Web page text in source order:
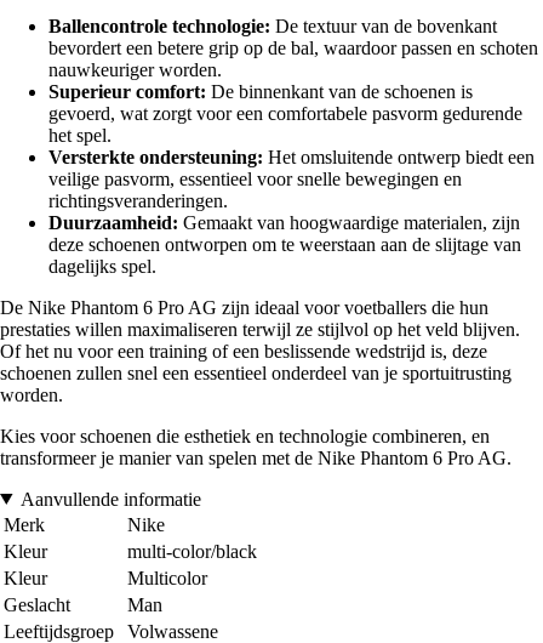
Ballencontrole technologie: De textuur van de bovenkant
bevordert een betere grip op de bal, waardoor passen en schoten
nauwkeuriger worden.
Superieur comfort: De binnenkant van de schoenen is
gevoerd, wat zorgt voor een comfortabele pasvorm gedurende
het spel.
Versterkte ondersteuning: Het omsluitende ontwerp biedt een
veilige pasvorm, essentieel voor snelle bewegingen en
richtingsveranderingen.
Duurzaamheid: Gemaakt van hoogwaardige materialen, zijn
deze schoenen ontworpen om te weerstaan aan de slijtage van
dagelijks spel.
De Nike Phantom 6 Pro AG zijn ideaal voor voetballers die hun
prestaties willen maximaliseren terwijl ze stijlvol op het veld blijven.
Of het nu voor een training of een beslissende wedstrijd is, deze
schoenen zullen snel een essentieel onderdeel van je sportuitrusting
worden.
Kies voor schoenen die esthetiek en technologie combineren, en
transformeer je manier van spelen met de Nike Phantom 6 Pro AG.
Aanvullende informatie
Merk
Nike
Kleur
multi-color/black
Kleur
Multicolor
Geslacht
Man
Leeftijdsgroep
Volwassene